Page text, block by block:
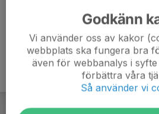
Godkänn
Vi använder oss av kakor
webbplats ska fungera bra
även för webbanalys i
förbättra våra
Så använder vi